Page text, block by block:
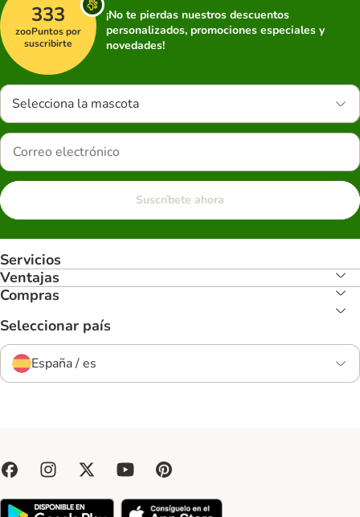
333
zooPuntos por
suscribirte
¡No te pierdas nuestros descuentos
personalizados, promociones especiales y
novedades!
Selecciona la mascota
Suscríbete ahora
Servicios
Ventajas
Compras
Seleccionar país
España / es